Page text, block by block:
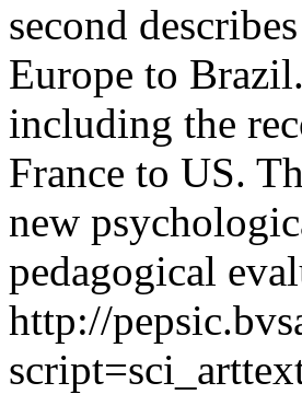
second
Europe to
including the
France to US.
new
pedagogical
http://